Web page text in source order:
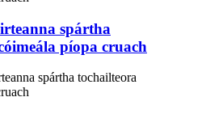
spártha
píopa cruach